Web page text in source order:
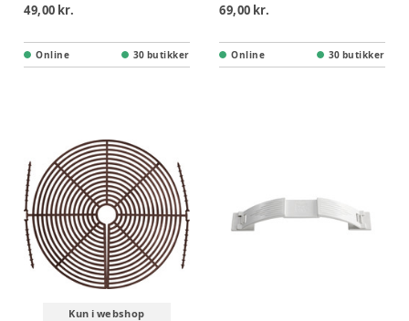
49,00 kr.
Online 30 butikker
69,00 kr.
Online 30 butikker
Kun i webshop